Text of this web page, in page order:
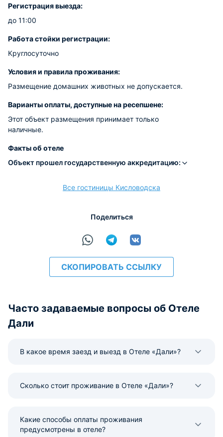
Регистрация выезда:
до 11:00
Работа стойки регистрации:
Круглосуточно
Условия и правила проживания:
Размещение домашних животных не допускается.
Варианты оплаты, доступные на ресепшене:
Этот объект размещения принимает только
наличные.
Факты об отеле
Объект прошел государственную аккредитацию:
Все гостиницы Кисловодска
Поделиться
СКОПИРОВАТЬ ССЫЛКУ
Часто задаваемые вопросы об Отеле
Дали
В какое время заезд и выезд в Отеле «Дали»?
Сколько стоит проживание в Отеле «Дали»?
Какие способы оплаты проживания
предусмотрены в отеле?